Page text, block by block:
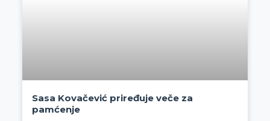
Sasa Kovačević priređuje veče za
pamćenje